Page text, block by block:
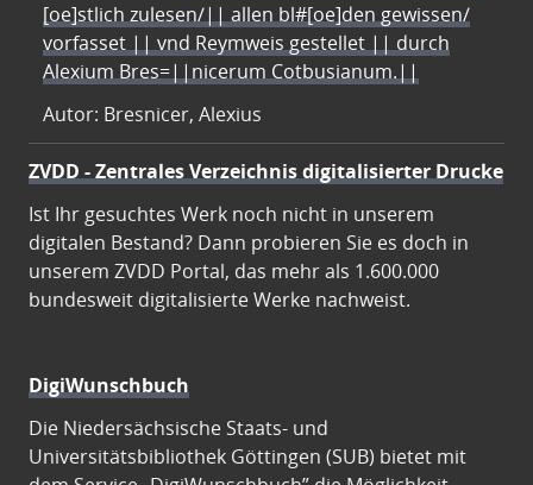
[oe]stlich zulesen/|| allen bl#[oe]den gewissen/
vorfasset || vnd Reymweis gestellet || durch
Alexium Bres=||nicerum Cotbusianum.||
Autor: Bresnicer, Alexius
ZVDD - Zentrales Verzeichnis digitalisierter Drucke
Ist Ihr gesuchtes Werk noch nicht in unserem
digitalen Bestand? Dann probieren Sie es doch in
unserem ZVDD Portal, das mehr als 1.600.000
bundesweit digitalisierte Werke nachweist.
DigiWunschbuch
Die Niedersächsische Staats- und
Universitätsbibliothek Göttingen (SUB) bietet mit